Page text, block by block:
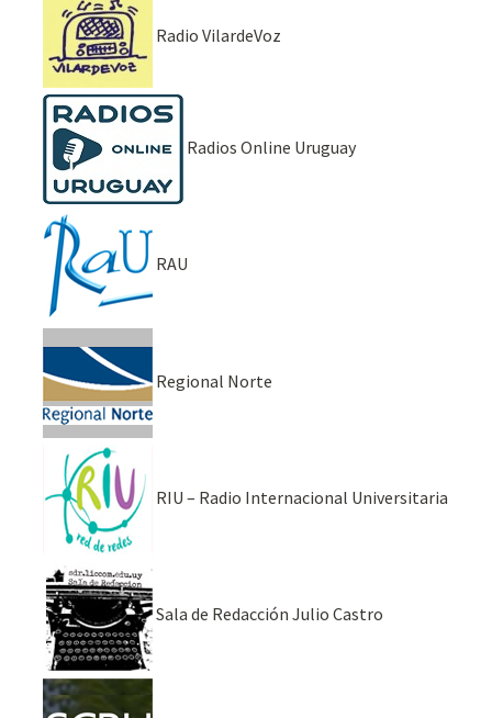
Radio VilardeVoz
Radios Online Uruguay
RAU
Regional Norte
RIU – Radio Internacional Universitaria
Sala de Redacción Julio Castro